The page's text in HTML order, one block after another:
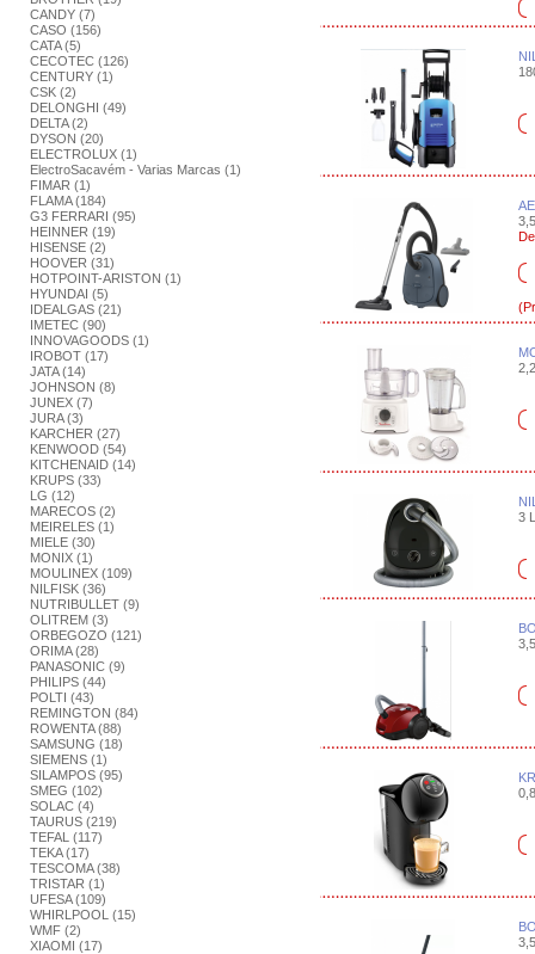
CANDY (7)
CASO (156)
CATA (5)
CECOTEC (126)
CENTURY (1)
CSK (2)
DELONGHI (49)
DELTA (2)
DYSON (20)
ELECTROLUX (1)
ElectroSacavém - Varias Marcas (1)
FIMAR (1)
FLAMA (184)
G3 FERRARI (95)
HEINNER (19)
HISENSE (2)
HOOVER (31)
HOTPOINT-ARISTON (1)
HYUNDAI (5)
IDEALGAS (21)
IMETEC (90)
INNOVAGOODS (1)
IROBOT (17)
JATA (14)
JOHNSON (8)
JUNEX (7)
JURA (3)
KARCHER (27)
KENWOOD (54)
KITCHENAID (14)
KRUPS (33)
LG (12)
MARECOS (2)
MEIRELES (1)
MIELE (30)
MONIX (1)
MOULINEX (109)
NILFISK (36)
NUTRIBULLET (9)
OLITREM (3)
ORBEGOZO (121)
ORIMA (28)
PANASONIC (9)
PHILIPS (44)
POLTI (43)
REMINGTON (84)
ROWENTA (88)
SAMSUNG (18)
SIEMENS (1)
SILAMPOS (95)
SMEG (102)
SOLAC (4)
TAURUS (219)
TEFAL (117)
TEKA (17)
TESCOMA (38)
TRISTAR (1)
UFESA (109)
WHIRLPOOL (15)
WMF (2)
XIAOMI (17)
3